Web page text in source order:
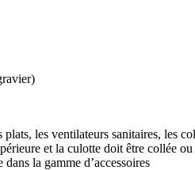
les ventilateurs sanitaires, les
et la culotte doit être collée
la gamme d’accessoires